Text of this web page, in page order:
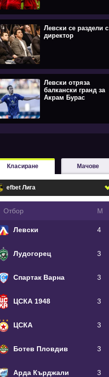
Левски се раздели с
директор
Левски отряза
балкански гранд за
Акрам Бурас
Класиране Мачове
Oтбор М
Левски 4
Лудогорец 3
Спартак Варна 3
ЦСКА 1948 3
ЦСКА 3
Ботев Пловдив 3
Арда Кърджали 3